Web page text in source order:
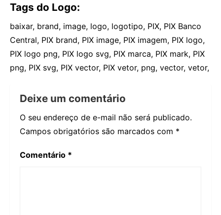
Tags do Logo:
baixar, brand, image, logo, logotipo, PIX, PIX Banco
Central, PIX brand, PIX image, PIX imagem, PIX logo,
PIX logo png, PIX logo svg, PIX marca, PIX mark, PIX
png, PIX svg, PIX vector, PIX vetor, png, vector, vetor,
Deixe um comentário
O seu endereço de e-mail não será publicado.
Campos obrigatórios são marcados com *
Comentário *